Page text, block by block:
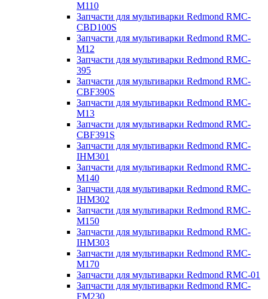
M110
Запчасти для мультиварки Redmond RMC-
CBD100S
Запчасти для мультиварки Redmond RMC-
M12
Запчасти для мультиварки Redmond RMC-
395
Запчасти для мультиварки Redmond RMC-
CBF390S
Запчасти для мультиварки Redmond RMC-
M13
Запчасти для мультиварки Redmond RMC-
CBF391S
Запчасти для мультиварки Redmond RMC-
IHM301
Запчасти для мультиварки Redmond RMC-
M140
Запчасти для мультиварки Redmond RMC-
IHM302
Запчасти для мультиварки Redmond RMC-
M150
Запчасти для мультиварки Redmond RMC-
IHM303
Запчасти для мультиварки Redmond RMC-
M170
Запчасти для мультиварки Redmond RMC-01
Запчасти для мультиварки Redmond RMC-
FM230